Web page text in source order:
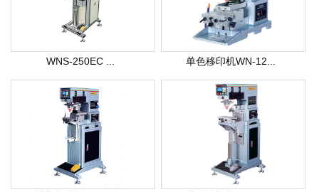
WNS-250EC ... 单色移印机WN-12...